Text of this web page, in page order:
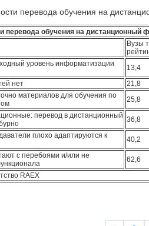
перевода обучения на дистанционный
Вузы
уровень информатизации
13,4
нет
21,8
материалов для обучения по
25,8
перевод в дистанционный 36,8
плохо адаптируются к
40,2
с перебоями и/или не
62,6
RAEX